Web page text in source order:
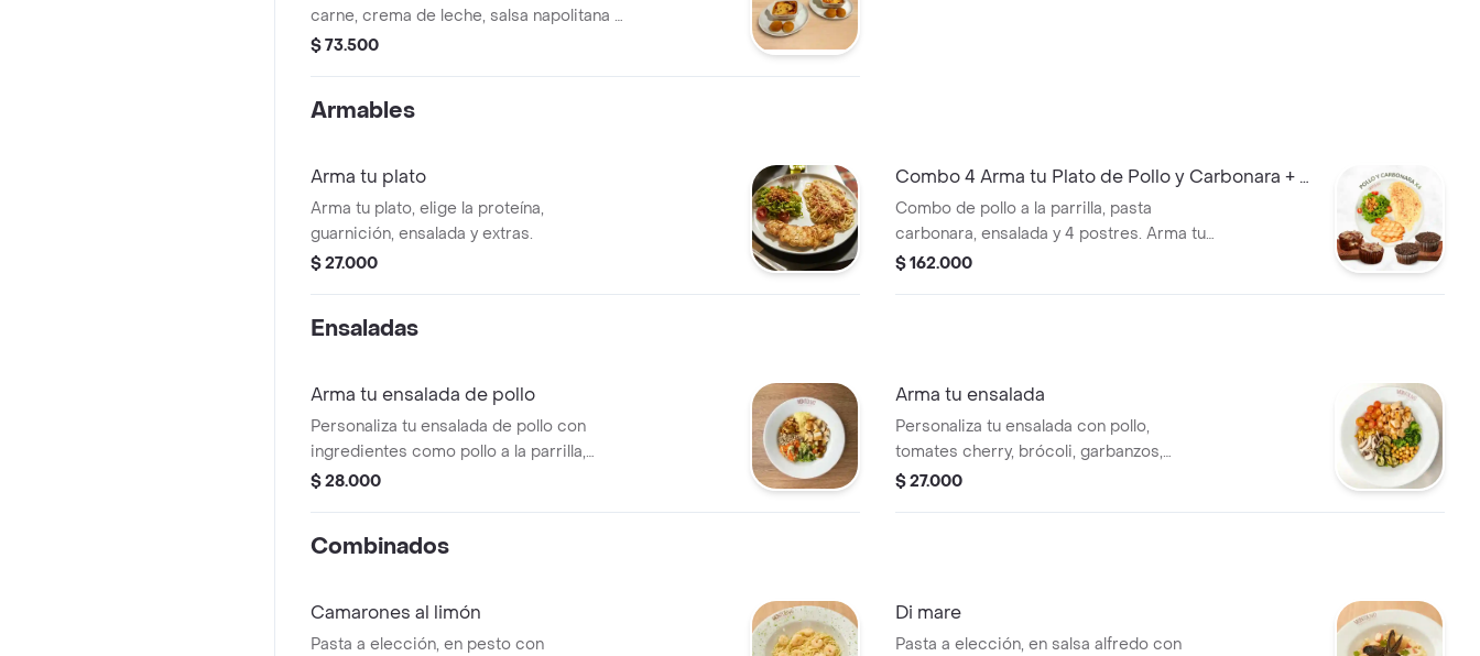
carne, crema de leche, salsa napolitana y
queso mozzarella acompañadas de 2
$ 73.500
Armables
Arma tu plato
Arma tu plato, elige la proteína,
guarnición, ensalada y extras.
$ 27.000
Combo 4 Arma tu Plato de Pollo y Carbonara + 4
Postres
Combo de pollo a la parrilla, pasta
carbonara, ensalada y 4 postres. Arma tu
plato ideal.
$ 162.000
Ensaladas
Arma tu ensalada de pollo
Personaliza tu ensalada de pollo con
ingredientes como pollo a la parrilla,
tomates cherry, zanahoria rallada, semillas
$ 28.000
Arma tu ensalada
Personaliza tu ensalada con pollo,
tomates cherry, brócoli, garbanzos,
champiñones y calabacín. Elige tus
$ 27.000
Combinados
Camarones al limón
Pasta a elección, en pesto con
Di mare
Pasta a elección, en salsa alfredo con